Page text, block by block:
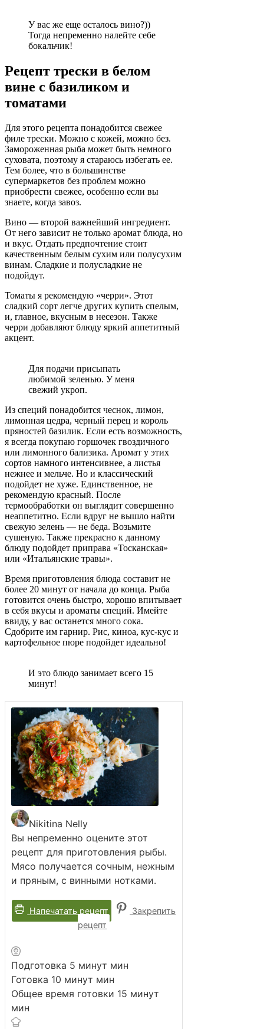
У вас же еще осталось вино?))
Тогда непременно налейте себе
бокальчик!
Рецепт трески в белом
вине с базиликом и
томатами
Для этого рецепта понадобится свежее
филе трески. Можно с кожей, можно без.
Замороженная рыба может быть немного
суховата, поэтому я стараюсь избегать ее.
Тем более, что в большинстве
супермаркетов без проблем можно
приобрести свежее, особенно если вы
знаете, когда завоз.
Вино — второй важнейший ингредиент.
От него зависит не только аромат блюда, но
и вкус. Отдать предпочтение стоит
качественным белым сухим или полусухим
винам. Сладкие и полусладкие не
подойдут.
Томаты я рекомендую «черри». Этот
сладкий сорт легче других купить спелым,
и, главное, вкусным в несезон. Также
черри добавляют блюду яркий аппетитный
акцент.
Для подачи присыпать
любимой зеленью. У меня
свежий укроп.
Из специй понадобится чеснок, лимон,
лимонная цедра, черный перец и король
пряностей базилик. Если есть возможность,
я всегда покупаю горшочек гвоздичного
или лимонного бализика. Аромат у этих
сортов намного интенсивнее, а листья
нежнее и мельче. Но и классический
подойдет не хуже. Единственное, не
рекомендую красный. После
термообработки он выглядит совершенно
неаппетитно. Если вдруг не вышло найти
свежую зелень — не беда. Возьмите
сушеную. Также прекрасно к данному
блюду подойдет приправа «Тосканская»
или «Итальянские травы».
Время приготовления блюда составит не
более 20 минут от начала до конца. Рыба
готовится очень быстро, хорошо впитывает
в себя вкусы и ароматы специй. Имейте
ввиду, у вас останется много сока.
Сдобрите им гарнир. Рис, киноа, кус-кус и
картофельное пюре подойдет идеально!
И это блюдо занимает всего 15
минут!
Nikitina Nelly
Вы непременно оцените этот
рецепт для приготовления рыбы.
Мясо получается сочным, нежным
и пряным, с винными нотками.
Напечатать рецепт
Закрепить
рецепт
Подготовка 5 минут мин
Готовка 10 минут мин
Общее время готовки 15 минут
мин